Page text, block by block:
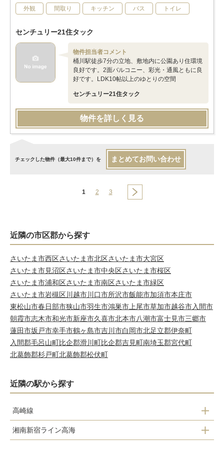
外観 間取り キッチン バス トイレ
センチュリー21住タック
物件担当者コメント
桶川駅徒歩7分の立地、敷地内に公園あり住環境
良好です。2面バルコニー、彩光・通風ともに良
好です。LDK10帖以上のゆとりの空間
センチュリー21住タック
物件を詳しく見る
チェックした物件（最大10件まで）を まとめてお問い合わせ
1 2 3
近隣の市区郡から探す
さいたま市西区さいたま市北区さいたま市大宮区
さいたま市見沼区さいたま市中央区さいたま市桜区
さいたま市浦和区さいたま市南区さいたま市緑区
さいたま市岩槻区川越市川口市所沢市飯能市加須市本庄市
東松山市春日部市狭山市羽生市鴻巣市 上尾市草加市越谷市入間市
朝霞市志木市和光市新座市久喜市北本市八潮市富士見市三郷市
蓮田市坂戸市幸手市鶴ヶ島市吉川市白岡市北足立郡伊奈町
入間郡毛呂山町比企郡滑川町比企郡吉見町南埼玉郡宮代町
北葛飾郡杉戸町北葛飾郡松伏町
近隣の駅から探す
高崎線
宮原
湘南新宿ライン高海